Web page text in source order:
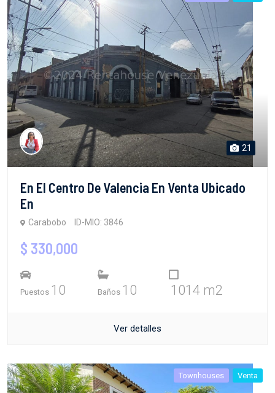
21
En El Centro De Valencia En Venta Ubicado
En
Carabobo ID-MIO: 3846
$ 330,000
Puestos 10 Baños 10 1014 m2
Ver detalles
Townhouses Venta